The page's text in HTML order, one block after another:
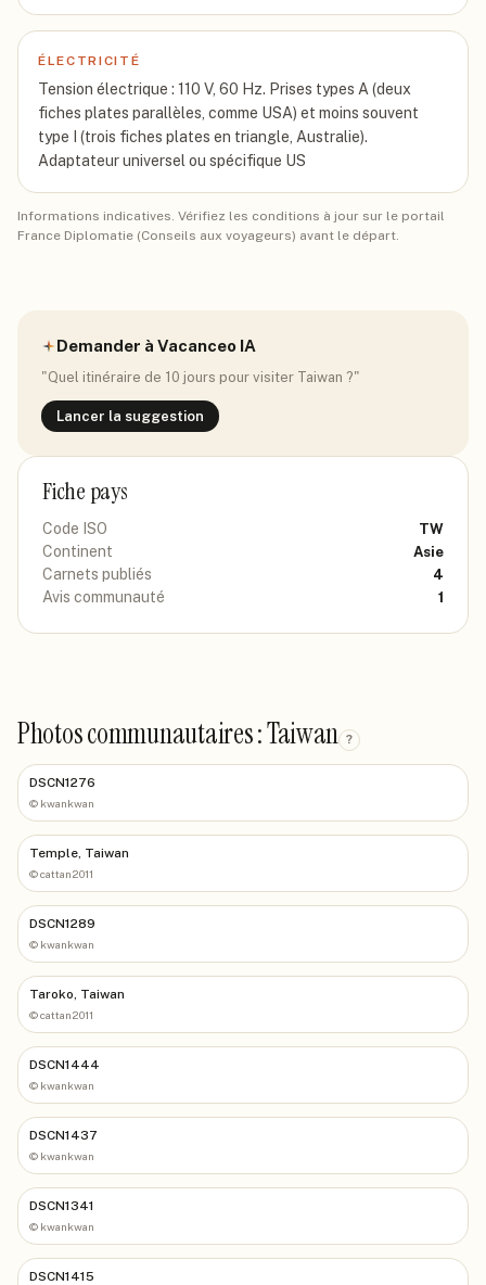
ÉLECTRICITÉ
Tension électrique : 110 V, 60 Hz. Prises types A (deux
fiches plates parallèles, comme USA) et moins souvent
type I (trois fiches plates en triangle, Australie).
Adaptateur universel ou spécifique US
Informations indicatives. Vérifiez les conditions à jour sur le portail
France Diplomatie (Conseils aux voyageurs) avant le départ.
Demander à Vacanceo IA
"Quel itinéraire de 10 jours pour visiter Taiwan ?"
Lancer la suggestion
Fiche pays
Code ISO TW
Continent Asie
Carnets publiés 4
Avis communauté 1
Photos communautaires : Taiwan ?
DSCN1276
© kwankwan
Temple, Taiwan
©cattan2011
DSCN1289
© kwankwan
Taroko, Taiwan
©cattan2011
DSCN1444
© kwankwan
DSCN1437
© kwankwan
DSCN1341
© kwankwan
DSCN1415